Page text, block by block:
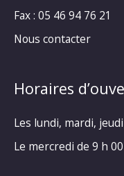
Fax : 05 46 94 76 21
Nous contacter
Horaires
Les lundi, mardi,
Le mercredi de 9 h